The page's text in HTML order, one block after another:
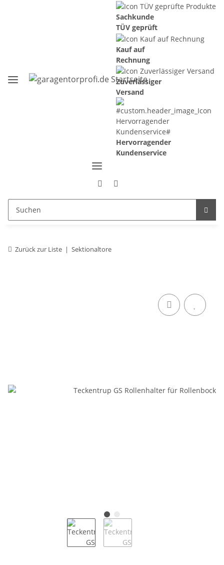
Sachkunde
TÜV geprüft
Kauf auf
Rechnung
Zuverlässiger
Versand
Hervorragender
Kundenservice
Zurück zur Liste Sektionaltore